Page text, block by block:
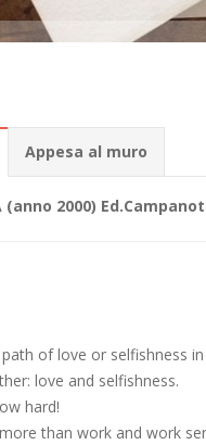
Appesa al muro
(anno 2000)
of love or selfishness
love and selfishness.
hard!
than work and work